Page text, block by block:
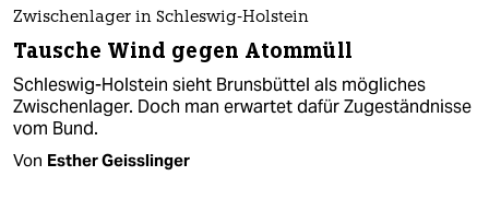
Zwischenlager in Schleswig-Holstein
Tausche Wind gegen Atommüll
Schleswig-Holstein sieht Brunsbüttel als mögliches
Zwischenlager. Doch man erwartet dafür Zugeständnisse
vom Bund.
Von Esther Geisslinger